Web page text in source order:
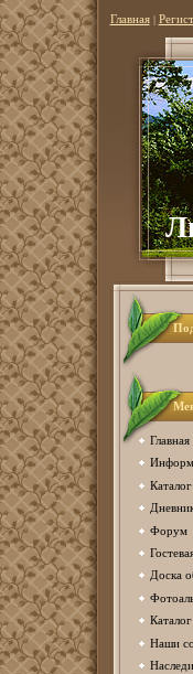
Главная|
Форум
Доска
Наши